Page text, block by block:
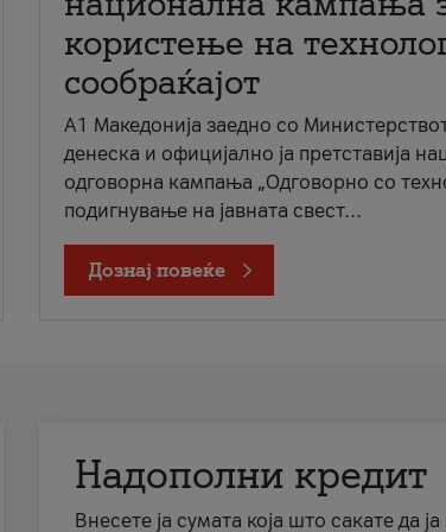
користење на
сообраќајот
A1 Македонија заедно со
денеска и официјално ја претставија
одговорна кампања „Одговорно со
подигнување на јавната свест...
Дознај повеќе
Надополни кредит
Внесете ја сумата која што сакате да